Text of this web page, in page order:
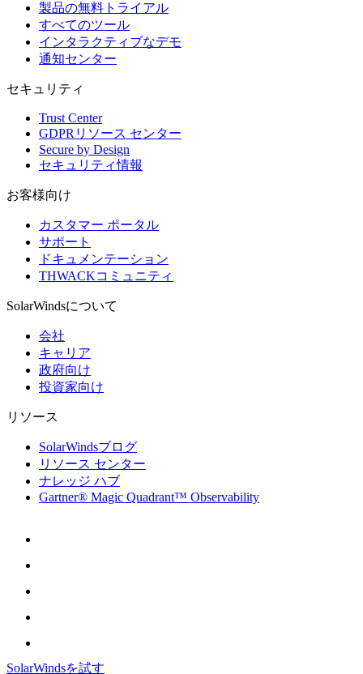
製品の無料トライアル
すべてのツール
インタラクティブなデモ
通知センター
セキュリティ
Trust Center
GDPRリソース センター
Secure by Design
セキュリティ情報
お客様向け
カスタマー ポータル
サポート
ドキュメンテーション
THWACKコミュニティ
SolarWindsについて
会社
キャリア
政府向け
投資家向け
リソース
SolarWindsブログ
リソース センター
ナレッジ ハブ
Gartner® Magic Quadrant™ Observability
SolarWindsを試す